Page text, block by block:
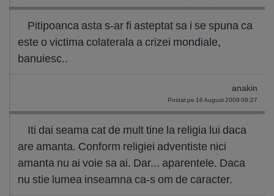
Pitipoanca asta s-ar fi asteptat sa i se spuna ca
este o victima colaterala a crizei mondiale,
banuiesc..
anakin
Postat pe 16 August 2009 09:27
Iti dai seama cat de mult tine la religia lui daca
are amanta. Conform religiei adventiste nici
amanta nu ai voie sa ai. Dar... aparentele. Daca
nu stie lumea inseamna ca-s om de caracter.